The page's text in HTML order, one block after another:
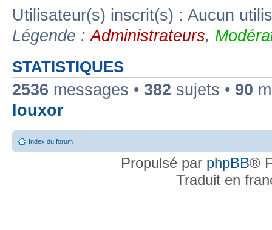
Utilisateur(s) inscrit(s) : Aucun
Légende :Administrateurs,
STATISTIQUES
2536 messages • 382 sujets • 90
louxor
Index du forum
Propulsé par phpBB®
Traduit en